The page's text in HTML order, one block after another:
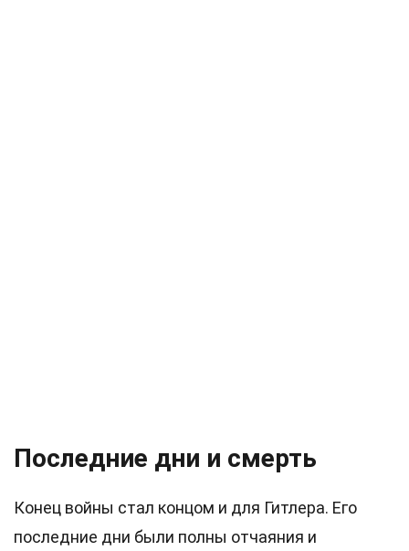
Последние дни и смерть
Конец войны стал концом и для Гитлера. Его
последние дни были полны отчаяния и